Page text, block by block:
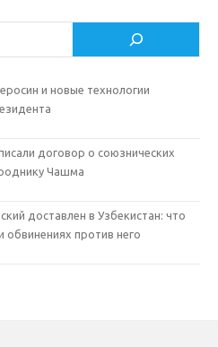
и новые технологии
договор о союзнических
Чашма
доставлен в Узбекистан: что
обвинениях против него